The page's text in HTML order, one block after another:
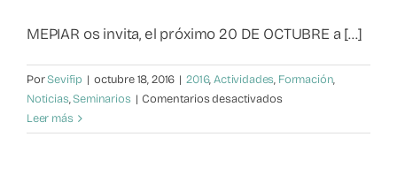
MEPIAR os invita, el próximo 20 DE OCTUBRE a [...]
PorSevifip | octubre 18, 2016 | 2016,Actividades, Formación,
Noticias,Seminarios | Comentarios desactivadosen
sobre
Leer más